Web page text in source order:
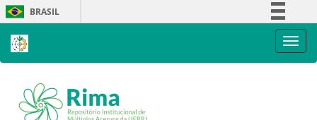
Skip
navigation
BRASIL